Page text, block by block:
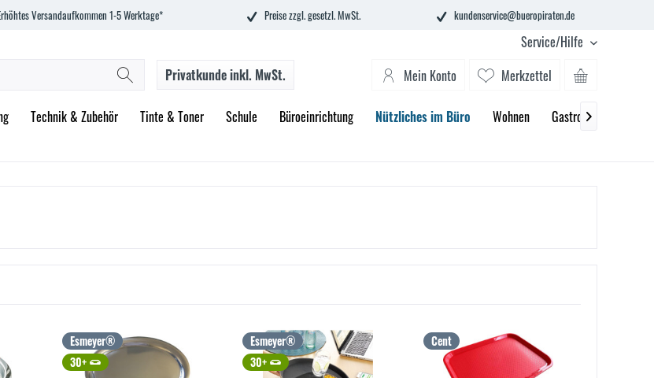
Versandaufkommen 1-5 Werktage* Preise zzgl. gesetzl. MwSt. kundenservice@bueropiraten.de
Service/Hilfe
Merkzettel
Mein Konto
Privatkundeinkl. MwSt.
Technik & Zubehör Tinte & Toner Schule Büroeinrichtung Nützliches im Büro Wohnen Gastronomie

Esmeyer®
30+
Esmeyer®
30+
Cent